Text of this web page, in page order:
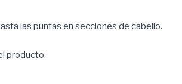
las puntas en secciones de cabello.
producto.